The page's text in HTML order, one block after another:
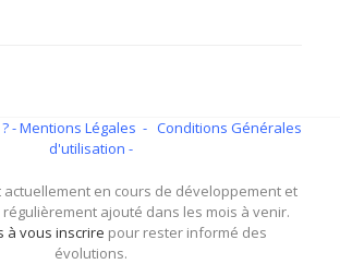
- Mentions Légales - Conditions Générales
d'utilisation -
en cours de développement et
ajouté dans les mois à venir.
à vous inscrire pour rester informé des
évolutions.